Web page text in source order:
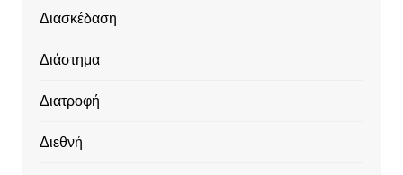
Διασκέδαση
Διάστημα
Διατροφή
Διεθνή